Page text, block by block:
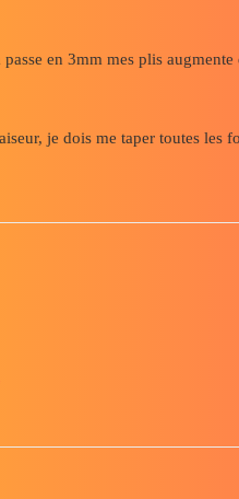
en 3mm mes plis
je dois me taper toutes les